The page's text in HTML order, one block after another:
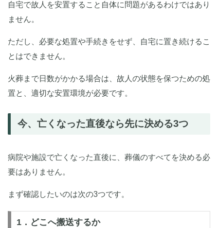
自宅で故人を安置すること自体に問題があるわけではあり
ません。
ただし、必要な処置や手続きをせず、自宅に置き続けるこ
とはできません。
火葬まで日数がかかる場合は、故人の状態を保つための処
置と、適切な安置環境が必要です。
今、亡くなった直後なら先に決める3つ
病院や施設で亡くなった直後に、葬儀のすべてを決める必
要はありません。
まず確認したいのは次の3つです。
1．どこへ搬送するか